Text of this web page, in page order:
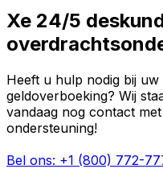
Xe 24/5
Heeft u hulp nodig bij
geldoverboeking? Wij
vandaag nog contact
ondersteuning!
Bel ons: +1 (800) 772-